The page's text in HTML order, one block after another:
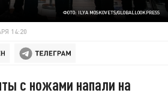
ФОТО: ILYA MOSKOVETS/GLOBALLOOKPRESS
14:20
с ножами напали на